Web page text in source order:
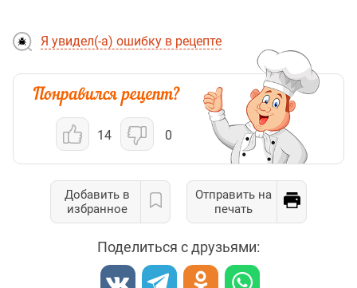
Я увидел(-а) ошибку в рецепте
14 0
Добавить в
избранное
Отправить на
печать
Поделиться с друзьями: